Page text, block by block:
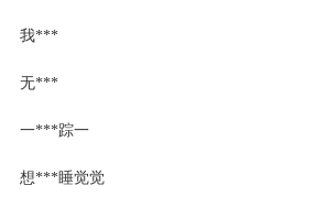
我***
无***
一***踪一
想***睡觉觉